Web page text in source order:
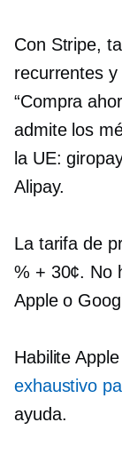
Con Stripe,
recurrentes
“Compra
admite los
la UE:
Alipay.
La tarifa de
% + 30¢. No
Apple o
Habilite
exhaustivo
ayuda.